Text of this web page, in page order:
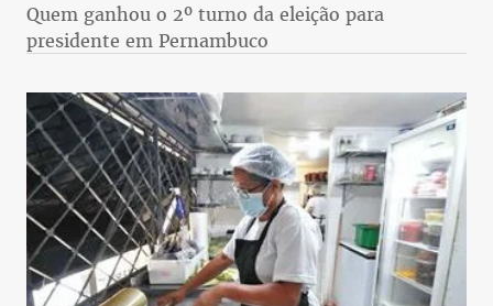
Quem ganhou o 2º turno da eleição para
presidente em Pernambuco